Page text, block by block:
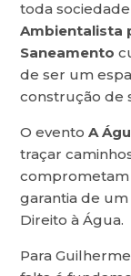
toda sociedade
Ambientalista
Saneamento
de ser um
construção de
O eventoA
traçar
comprometam
garantia de
Direito à Água.
Para